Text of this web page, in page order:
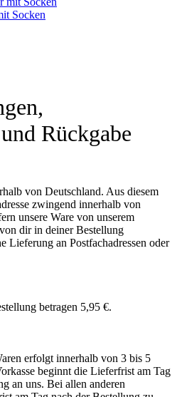
Socken
Rückgabe
von Deutschland. Aus diesem
zwingend innerhalb von
unsere Ware von unserem
dir in deiner Bestellung
Lieferung an Postfachadressen oder
betragen 5,95 €.
erfolgt innerhalb von 3 bis 5
beginnt die Lieferfrist am Tag
an uns. Bei allen anderen